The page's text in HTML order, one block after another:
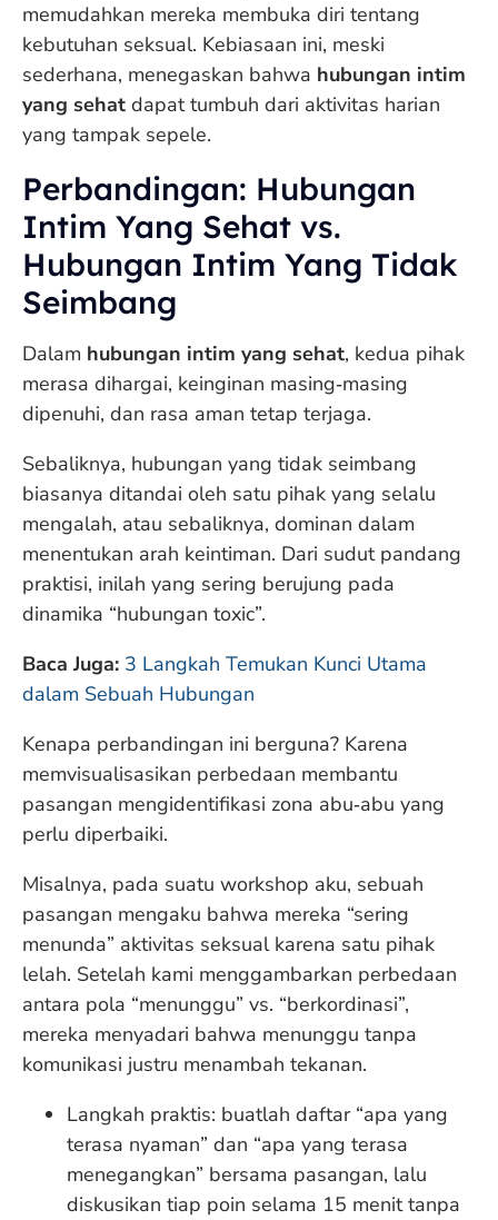
memudahkan mereka membuka diri tentang
kebutuhan seksual. Kebiasaan ini, meski
sederhana, menegaskan bahwa hubungan intim
yang sehat dapat tumbuh dari aktivitas harian
yang tampak sepele.
Perbandingan: Hubungan
Intim Yang Sehat vs.
Hubungan Intim Yang Tidak
Seimbang
Dalam hubungan intim yang sehat, kedua pihak
merasa dihargai, keinginan masing‑masing
dipenuhi, dan rasa aman tetap terjaga.
Sebaliknya, hubungan yang tidak seimbang
biasanya ditandai oleh satu pihak yang selalu
mengalah, atau sebaliknya, dominan dalam
menentukan arah keintiman. Dari sudut pandang
praktisi, inilah yang sering berujung pada
dinamika “hubungan toxic”.
Baca Juga: 3 Langkah Temukan Kunci Utama
dalam Sebuah Hubungan
Kenapa perbandingan ini berguna? Karena
memvisualisasikan perbedaan membantu
pasangan mengidentifikasi zona abu‑abu yang
perlu diperbaiki.
Misalnya, pada suatu workshop aku, sebuah
pasangan mengaku bahwa mereka “sering
menunda” aktivitas seksual karena satu pihak
lelah. Setelah kami menggambarkan perbedaan
antara pola “menunggu” vs. “berkordinasi”,
mereka menyadari bahwa menunggu tanpa
komunikasi justru menambah tekanan.
Langkah praktis: buatlah daftar “apa yang
terasa nyaman” dan “apa yang terasa
menegangkan” bersama pasangan, lalu
diskusikan tiap poin selama 15 menit tanpa